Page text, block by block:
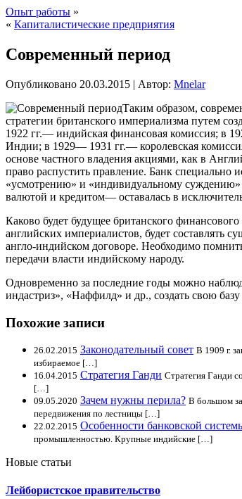
Опыт работы »
« Капиталистические предприятия
Современный период
Опубликовано 20.03.2015 | Автор: Mnelar
Таким образом,
стратегии британского империализма путем
1922 гг.— индийская финансовая комиссия; в
Индии; в 1929— 1931 гг.— королевская
основе частного владения акциями, как в
право распустить правление. Банк специально
«усмотрению» и «индивидуальному суждению»
валютой и кредитом— оставалась в
Каково будет будущее британского
английских империалистов, будет составлять
англо-индийском договоре. Необходимо
передачи власти индийскому народу.
Одновременно за последние годы можно
индастриз», «Наффилд» и др., создать свою
Похожие записи
26.02.2015 Законодательный совет В 1909 г.
избираемое […]
16.04.2015 Стратегия Ганди Стратегия Ганди
[…]
09.05.2020 Зачем нужны перила? В большом
передвижения по лестницы […]
22.02.2015 Особенности банковской
промышленностью. Крупные индийские […]
Новые статьи
Лейбористское правительство